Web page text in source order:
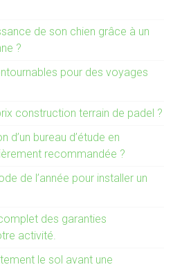
de son chien grâce à un
?
pour des voyages
construction terrain de padel ?
d’un bureau d’étude en
recommandée ?
de l’année pour installer un
des garanties
activité.
le sol avant une